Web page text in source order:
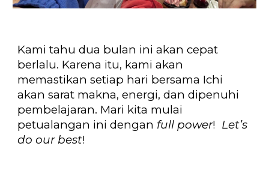
Kami tahu dua bulan ini akan cepat
berlalu. Karena itu, kami akan
memastikan setiap hari bersama Ichi
akan sarat makna, energi, dan dipenuhi
pembelajaran. Mari kita mulai
petualangan ini dengan full power! Let’s
do our best!